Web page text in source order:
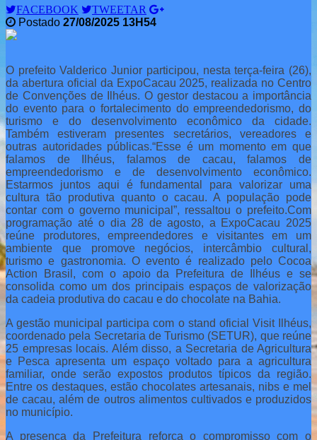
FACEBOOK
TWEETAR
Postado 27/08/2025 13H54
O prefeito Valderico Junior participou, nesta terça-feira (26),
da abertura oficial da ExpoCacau 2025, realizada no Centro
de Convenções de Ilhéus. O gestor destacou a importância
do evento para o fortalecimento do empreendedorismo, do
turismo e do desenvolvimento econômico da cidade.
Também estiveram presentes secretários, vereadores e
outras autoridades públicas.“Esse é um momento em que
falamos de Ilhéus, falamos de cacau, falamos de
empreendedorismo e de desenvolvimento econômico.
Estarmos juntos aqui é fundamental para valorizar uma
cultura tão produtiva quanto o cacau. A população pode
contar com o governo municipal”, ressaltou o prefeito.Com
programação até o dia 28 de agosto, a ExpoCacau 2025
reúne produtores, empreendedores e visitantes em um
ambiente que promove negócios, intercâmbio cultural,
turismo e gastronomia. O evento é realizado pelo Cocoa
Action Brasil, com o apoio da Prefeitura de Ilhéus e se
consolida como um dos principais espaços de valorização
da cadeia produtiva do cacau e do chocolate na Bahia.
A gestão municipal participa com o stand oficial Visit Ilhéus,
coordenado pela Secretaria de Turismo (SETUR), que reúne
25 empresas locais. Além disso, a Secretaria de Agricultura
e Pesca apresenta um espaço voltado para a agricultura
familiar, onde serão expostos produtos típicos da região.
Entre os destaques, estão chocolates artesanais, nibs e mel
de cacau, além de outros alimentos cultivados e produzidos
no município.
A presença da Prefeitura reforça o compromisso com o